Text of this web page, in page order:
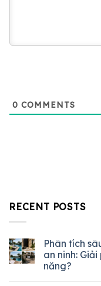
0 COMMENTS
RECENT POSTS
Phân tích
an ninh:
năng?